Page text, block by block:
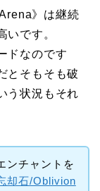
》は継続
いです。
ドなのです
とそもそも破
う状況もそれ
ンチャントを
却石/Oblivion